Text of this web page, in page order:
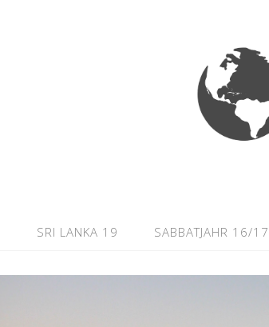
SRI LANKA 19 SABBATJAHR 16/17